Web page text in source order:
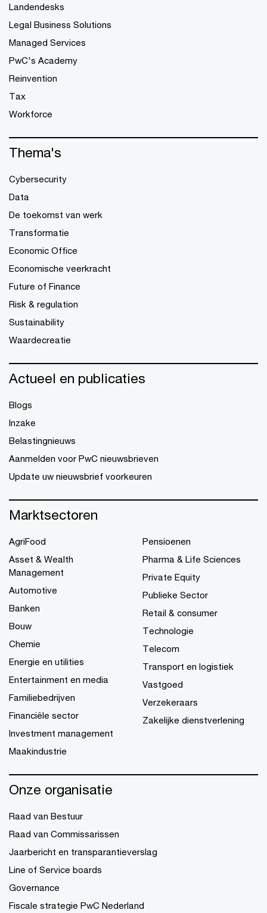
Landendesks
Legal Business Solutions
Managed Services
PwC's Academy
Reinvention
Tax
Workforce
Thema's
Cybersecurity
Data
De toekomst van werk
Transformatie
Economic Office
Economische veerkracht
Future of Finance
Risk & regulation
Sustainability
Waardecreatie
Actueel en publicaties
Blogs
Inzake
Belastingnieuws
Aanmelden voor PwC nieuwsbrieven
Update uw nieuwsbrief voorkeuren
Marktsectoren
AgriFood
Asset & Wealth
Management
Automotive
Banken
Bouw
Chemie
Energie en utilities
Entertainment en media
Familiebedrijven
Financiële sector
Investment management
Maakindustrie
Pensioenen
Pharma & Life Sciences
Private Equity
Publieke Sector
Retail & consumer
Technologie
Telecom
Transport en logistiek
Vastgoed
Verzekeraars
Zakelijke dienstverlening
Onze organisatie
Raad van Bestuur
Raad van Commissarissen
Jaarbericht en transparantieverslag
Line of Service boards
Governance
Fiscale strategie PwC Nederland